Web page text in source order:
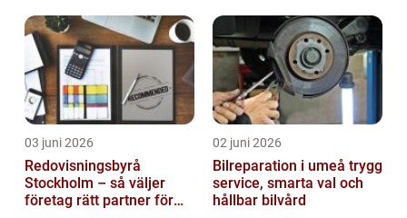
03 juni 2026
Redovisningsbyrå
Stockholm – så väljer
företag rätt partner för
02 juni 2026
Bilreparation i umeå trygg
service, smarta val och
hållbar bilvård